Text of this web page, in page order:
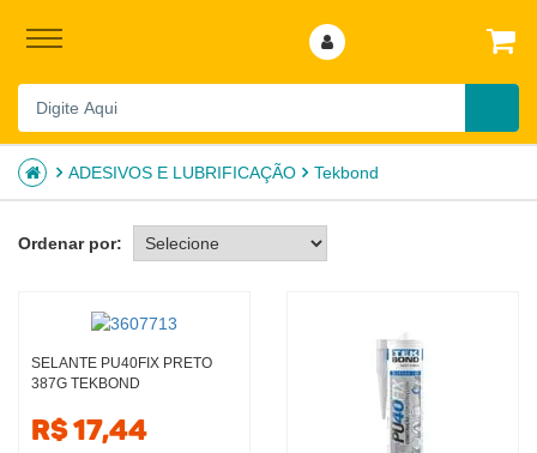
ADESIVOS E LUBRIFICAÇÃO Tekbond
Ordenar por:
SELANTE PU40FIX PRETO
387G TEKBOND
R$ 17,44